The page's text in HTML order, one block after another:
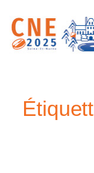
au
contenu